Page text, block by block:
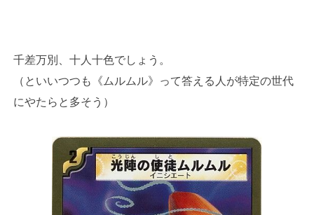
千差万別、十人十色でしょう。
（といいつつも《ムルムル》って答える人が特定の世代
にやたらと多そう）